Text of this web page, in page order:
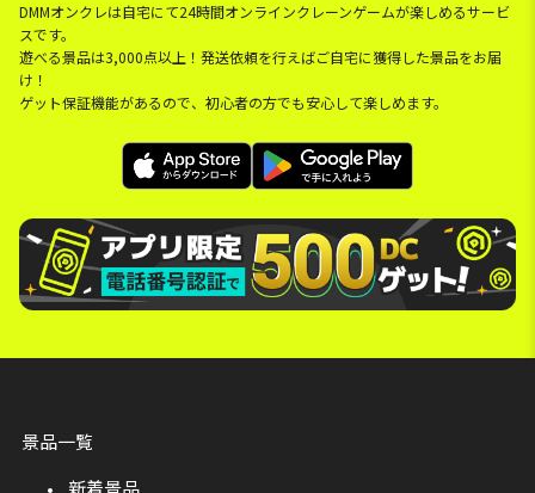
DMMオンクレは自宅にて24時間オンラインクレーンゲームが楽しめるサービ
スです。
遊べる景品は3,000点以上！発送依頼を行えばご自宅に獲得した景品をお届
け！
ゲット保証機能があるので、初心者の方でも安心して楽しめます。
景品一覧